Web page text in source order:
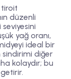
tiroit
düzenli
yağ oranı,
ideal bir
sindirimi diğer
kolaydır; bu